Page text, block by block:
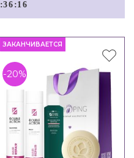
:36 :16
ЗАКАНЧИВАЕТСЯ
-20%